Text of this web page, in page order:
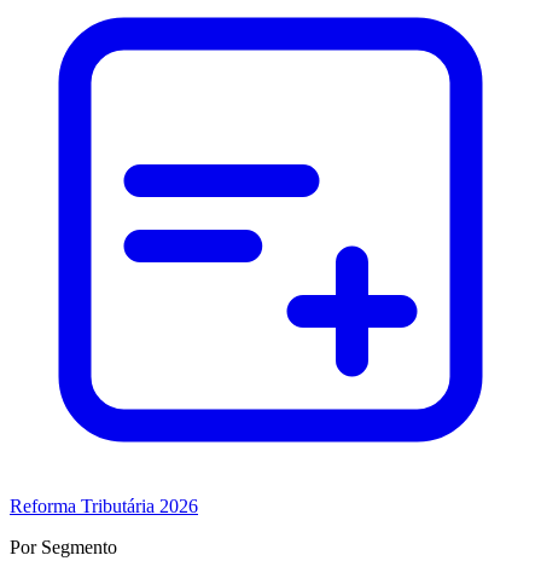
Reforma Tributária 2026
Por Segmento